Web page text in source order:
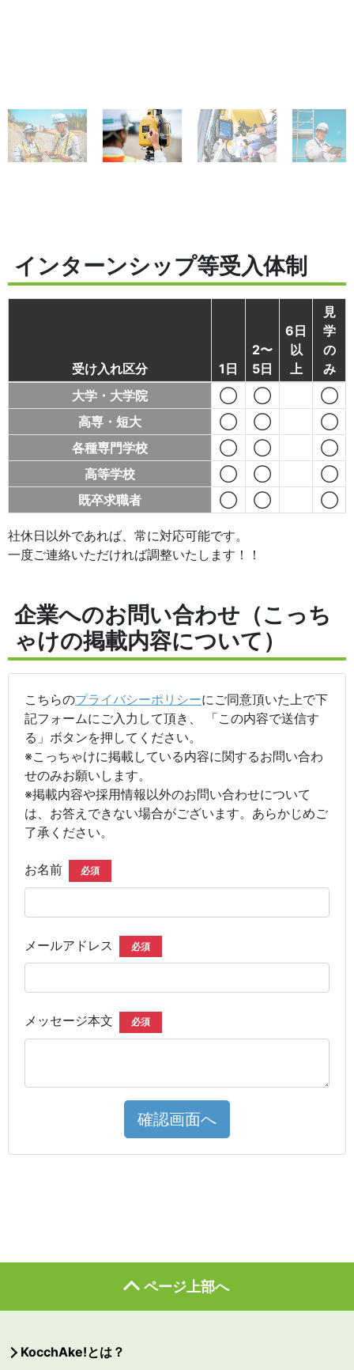
インターンシップ等受入体制
受け入れ区分 1日
2〜
5日
6日
以
上
見
学
の
み
大学・大学院
◯ ◯
◯
高専・短大
◯ ◯
◯
各種専門学校
◯ ◯
◯
高等学校
◯ ◯
◯
既卒求職者
◯ ◯ ◯
社休日以外であれば、常に対応可能です。
一度ご連絡いただければ調整いたします！！
企業へのお問い合わせ（こっち
ゃけの掲載内容について）
こちらのプライバシーポリシーにご同意頂いた上で下
記フォームにご入力して頂き、 「この内容で送信す
る」ボタンを押してください。
※こっちゃけに掲載している内容に関するお問い合わ
せのみお願いします。
※掲載内容や採用情報以外のお問い合わせについて
は、お答えできない場合がございます。あらかじめご
了承ください。
お名前 必須
メールアドレス 必須
メッセージ本文 必須
確認画面へ
ページ上部へ
KocchAke!とは？